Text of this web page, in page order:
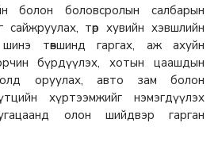
болон боловсролын салбарын
сайжруулах, төр хувийн хэвшлийн
төвшинд гаргах, аж ахуйн
бүрдүүлэх, хотын цаашдын
оруулах, авто зам болон
хүртээмжийг нэмэгдүүлэх
хугацаанд олон шийдвэр гарган